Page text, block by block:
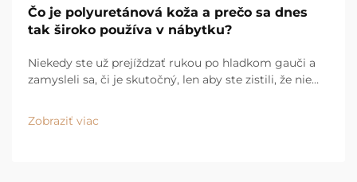
Čo je polyuretánová koža a prečo sa dnes
tak široko používa v nábytku?
Niekedy ste už prejíždzať rukou po hladkom gauči a
zamysleli sa, či je skutočný, len aby ste zistili, že nie
kožky. Tá je dnes všade – od moderných gaučov pre
byty až po vysokokvalitné kusy v luxusných
Zobraziť viac